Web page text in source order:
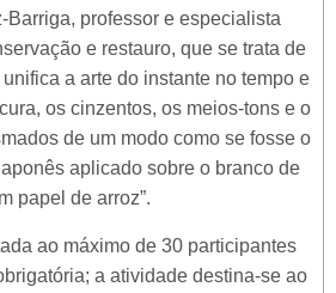
Barriga, professor e especialista
e restauro, que se trata de
a arte do instante no tempo e
os cinzentos, os meios-tons e o
de um modo como se fosse o
aplicado sobre o branco de
papel de arroz”.
ao máximo de 30 participantes
a atividade destina-se ao